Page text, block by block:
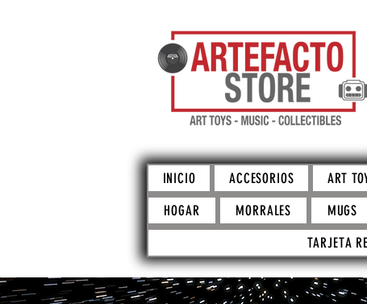
INICIO ACCESORIOS ART
HOGAR
MORRALES MUGS
TARJETA